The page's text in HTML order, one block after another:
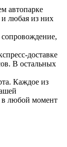
автопарке
любая из них
доставке
В остальных
Каждое из
в любой момент